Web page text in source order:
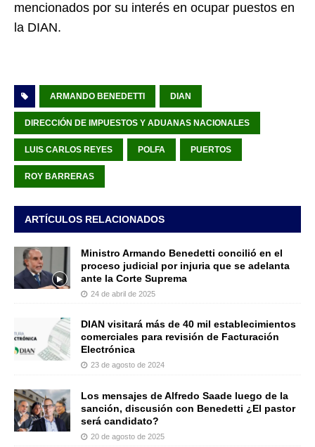
mencionados por su interés en ocupar puestos en
la DIAN.
ARMANDO BENEDETTI DIAN
DIRECCIÓN DE IMPUESTOS Y ADUANAS NACIONALES
LUIS CARLOS REYES POLFA PUERTOS
ROY BARRERAS
ARTÍCULOS RELACIONADOS
Ministro Armando Benedetti concilió en el
proceso judicial por injuria que se adelanta
ante la Corte Suprema
24 de abril de 2025
DIAN visitará más de 40 mil establecimientos
comerciales para revisión de Facturación
Electrónica
23 de agosto de 2024
Los mensajes de Alfredo Saade luego de la
sanción, discusión con Benedetti ¿El pastor
será candidato?
20 de agosto de 2025